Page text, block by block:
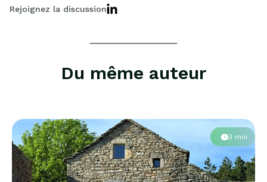
Rejoignez la discussion
Du même auteur
3 min